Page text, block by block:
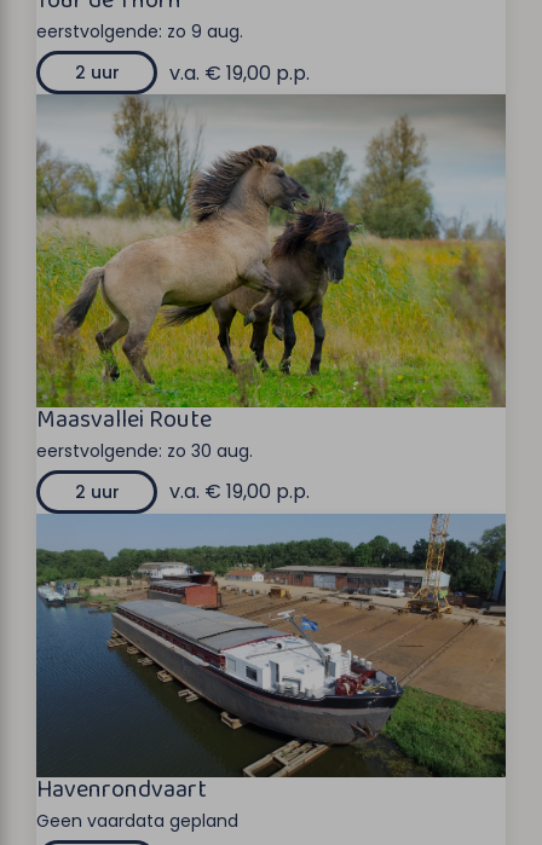
eerstvolgende: zo 9 aug.
2 uur
v.a. € 19,00 p.p.
Maasvallei Route
eerstvolgende: zo 30 aug.
2 uur
v.a. € 19,00 p.p.
Havenrondvaart
Geen vaardata gepland